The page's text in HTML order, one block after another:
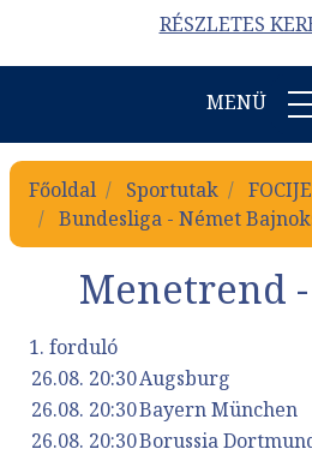
RÉSZLETES
MENÜ
Főoldal Sportutak
Bundesliga - Német
Menetrend -
1. forduló
26.08. 20:30Augsburg
26.08. 20:30Bayern München
26.08. 20:30Borussia